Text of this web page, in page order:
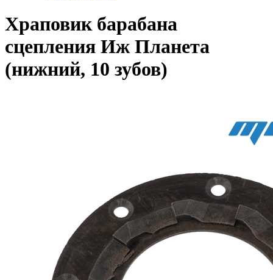
Храповик барабана
сцепления Иж Планета
(нижний, 10 зубов)